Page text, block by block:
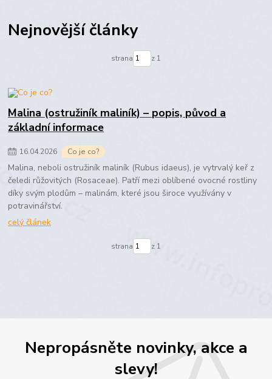
Nejnovější články
strana z 1
Malina (ostružiník maliník) – popis, původ a
základní informace
16.04.2026 Co je co?
Malina, neboli ostružiník maliník (Rubus idaeus), je vytrvalý keř z
čeledi růžovitých (Rosaceae). Patří mezi oblíbené ovocné rostliny
díky svým plodům – malinám, které jsou široce využívány v
potravinářství.
celý článek
strana z 1
Nepropásněte novinky, akce a
slevy!